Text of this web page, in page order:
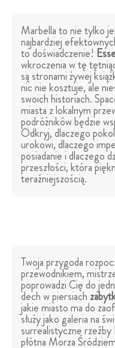
Marbella to nie tylko
najbardziej
to doświadczenie!
wkroczenia w tę
są stronami żywej
nic nie kosztuje, ale
swoich historiach.
miasta z lokalnym
podróżników będzie
Odkryj, dlaczego
urokowi, dlaczego
posiadanie i dlaczego
przeszłości, która
teraźniejszością.
Twoja przygoda
przewodnikiem,
poprowadzi Cię do
dech w piersiach
jakie miasto ma do
służy jako galeria na
surrealistyczne
płótna Morza